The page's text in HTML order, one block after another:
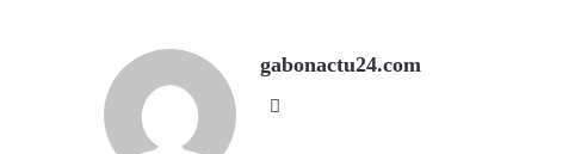
gabonactu24.com